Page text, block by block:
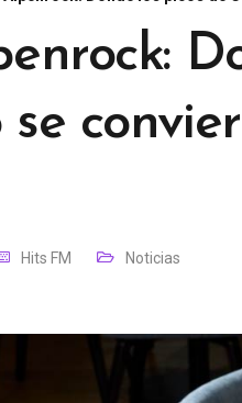
se
Hits FM Noticias